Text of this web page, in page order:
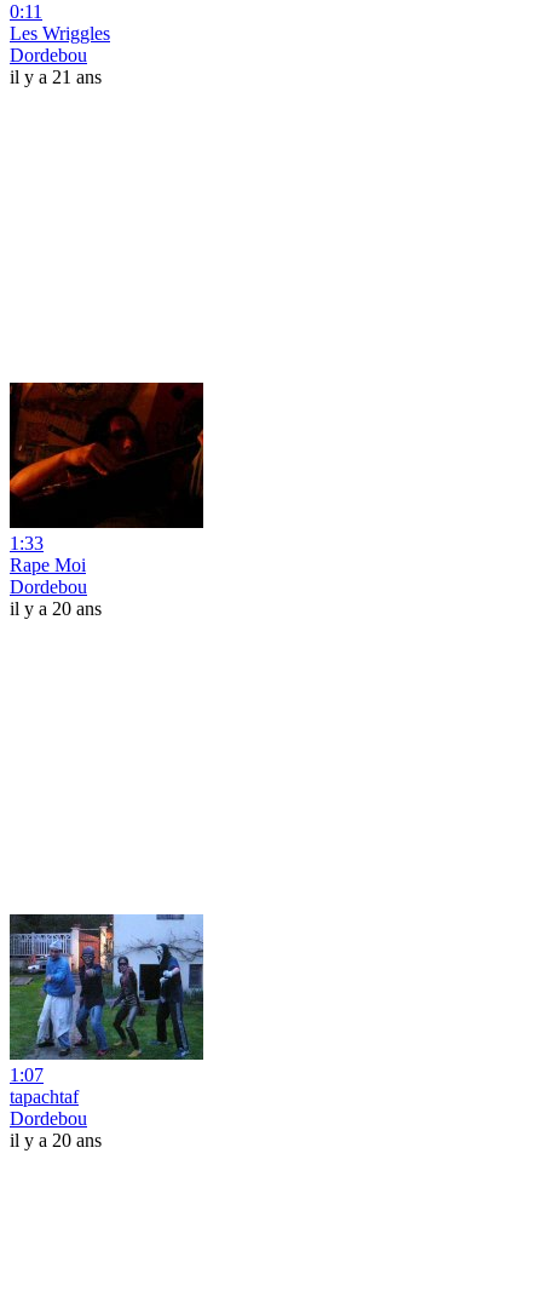
0:11
Les Wriggles
Dordebou
il y a 21 ans
1:33
Rape Moi
Dordebou
il y a 20 ans
1:07
tapachtaf
Dordebou
il y a 20 ans